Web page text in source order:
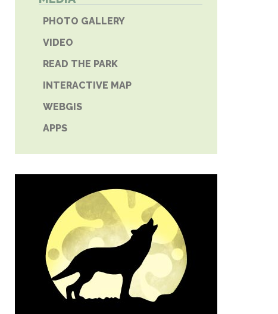
PHOTO GALLERY
VIDEO
READ THE PARK
INTERACTIVE MAP
WEBGIS
APPS